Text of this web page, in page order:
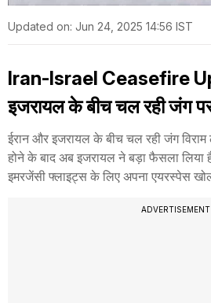
Updated on: Jun 24, 2025 14:56 IST
Iran-Israel Ceasefire
इजरायल के बीच चल रही जंग पर
ईरान और इजरायल के बीच चल रही जंग
होने के बाद अब इजरायल ने बड़ा फैसला लिया
इमरजेंसी फ्लाइट्स के लिए अपना एयरस्पेस
ADVERTISEMENT